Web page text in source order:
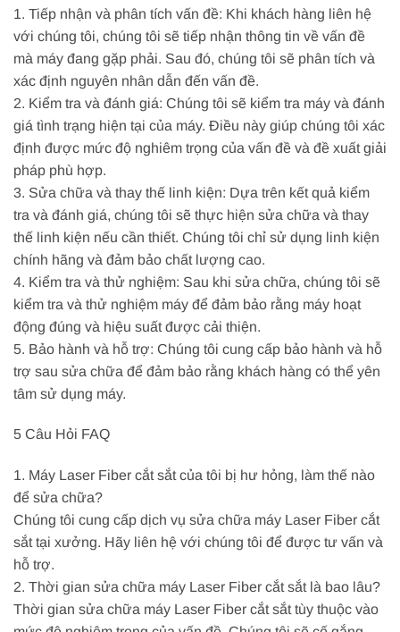
1. Tiếp nhận và phân tích vấn đề: Khi khách hàng liên hệ
với chúng tôi, chúng tôi sẽ tiếp nhận thông tin về vấn đề
mà máy đang gặp phải. Sau đó, chúng tôi sẽ phân tích và
xác định nguyên nhân dẫn đến vấn đề.
2. Kiểm tra và đánh giá: Chúng tôi sẽ kiểm tra máy và đánh
giá tình trạng hiện tại của máy. Điều này giúp chúng tôi xác
định được mức độ nghiêm trọng của vấn đề và đề xuất giải
pháp phù hợp.
3. Sửa chữa và thay thế linh kiện: Dựa trên kết quả kiểm
tra và đánh giá, chúng tôi sẽ thực hiện sửa chữa và thay
thế linh kiện nếu cần thiết. Chúng tôi chỉ sử dụng linh kiện
chính hãng và đảm bảo chất lượng cao.
4. Kiểm tra và thử nghiệm: Sau khi sửa chữa, chúng tôi sẽ
kiểm tra và thử nghiệm máy để đảm bảo rằng máy hoạt
động đúng và hiệu suất được cải thiện.
5. Bảo hành và hỗ trợ: Chúng tôi cung cấp bảo hành và hỗ
trợ sau sửa chữa để đảm bảo rằng khách hàng có thể yên
tâm sử dụng máy.
5 Câu Hỏi FAQ
1. Máy Laser Fiber cắt sắt của tôi bị hư hỏng, làm thế nào
để sửa chữa?
Chúng tôi cung cấp dịch vụ sửa chữa máy Laser Fiber cắt
sắt tại xưởng. Hãy liên hệ với chúng tôi để được tư vấn và
hỗ trợ.
2. Thời gian sửa chữa máy Laser Fiber cắt sắt là bao lâu?
Thời gian sửa chữa máy Laser Fiber cắt sắt tùy thuộc vào